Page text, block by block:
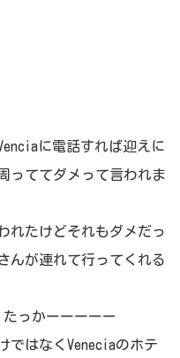
に電話すれば迎えに
っててダメって言われま
れたけどそれもダメだっ
んが連れて行ってくれる
っかーーーーー
ではなくVeneciaのホテ